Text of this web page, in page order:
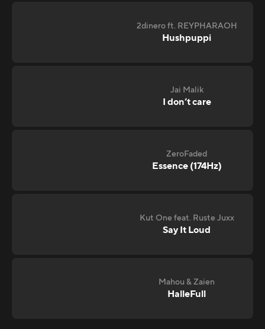
2dinero ft. REYPHARAOH
Hushpuppi
Jai Malik
I don‘t care
ZeroFaded
Essence (174Hz)
Kut One feat. Ruste Juxx
Say It Loud
Mahou & Zaien
HalleFull